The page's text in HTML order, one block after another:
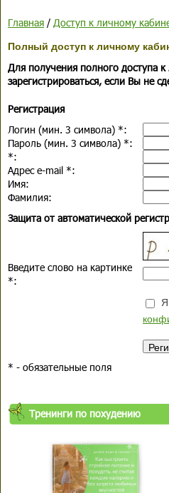
Главная / Доступ к личному
Полный доступ к личному
Для получения полного доступа
зарегистрироваться, если Вы не
Регистрация
Логин (мин. 3 символа) *:
Пароль (мин. 3 символа) *:
*:
Адрес e-mail *:
Имя:
Фамилия:
Защита от автоматической
Введите слово на картинке
*:
* - обязательные поля
Тренинги по похудению